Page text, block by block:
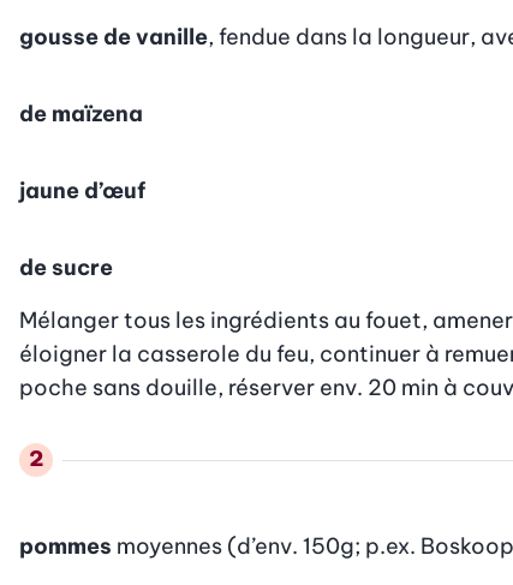
gousse de vanille, fendue dans la longueur,
de maïzena
jaune d’œuf
de sucre
Mélanger tous les ingrédients au fouet,
éloigner la casserole du feu, continuer à
poche sans douille, réserver env. 20 min à
pommes moyennes (d’env. 150g; p.ex.